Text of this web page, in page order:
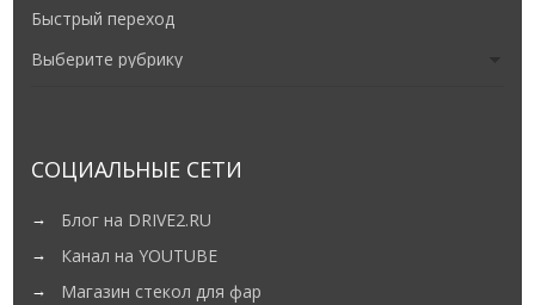
Быстрый переход
СОЦИАЛЬНЫЕ СЕТИ
Блог на DRIVE2.RU
Канал на YOUTUBE
Магазин стекол для фар